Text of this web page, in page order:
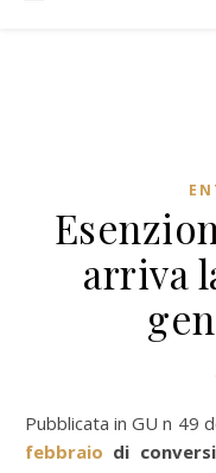
arriva
Pubblicata in GU n 49
febbraio di